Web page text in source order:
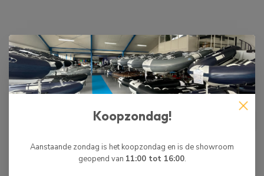
BIJPASSENDE ARTIKELEN
HIBO Stuurnaaf Adapter
Koopzondag!
Aanstaande zondag is het koopzondag en is de showroom
geopend van 11:00 tot 16:00.